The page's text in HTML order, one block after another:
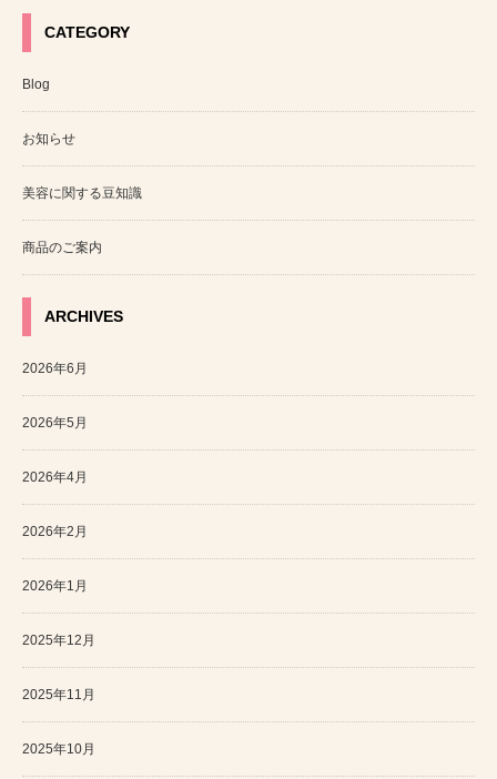
CATEGORY
Blog
お知らせ
美容に関する豆知識
商品のご案内
ARCHIVES
2026年6月
2026年5月
2026年4月
2026年2月
2026年1月
2025年12月
2025年11月
2025年10月